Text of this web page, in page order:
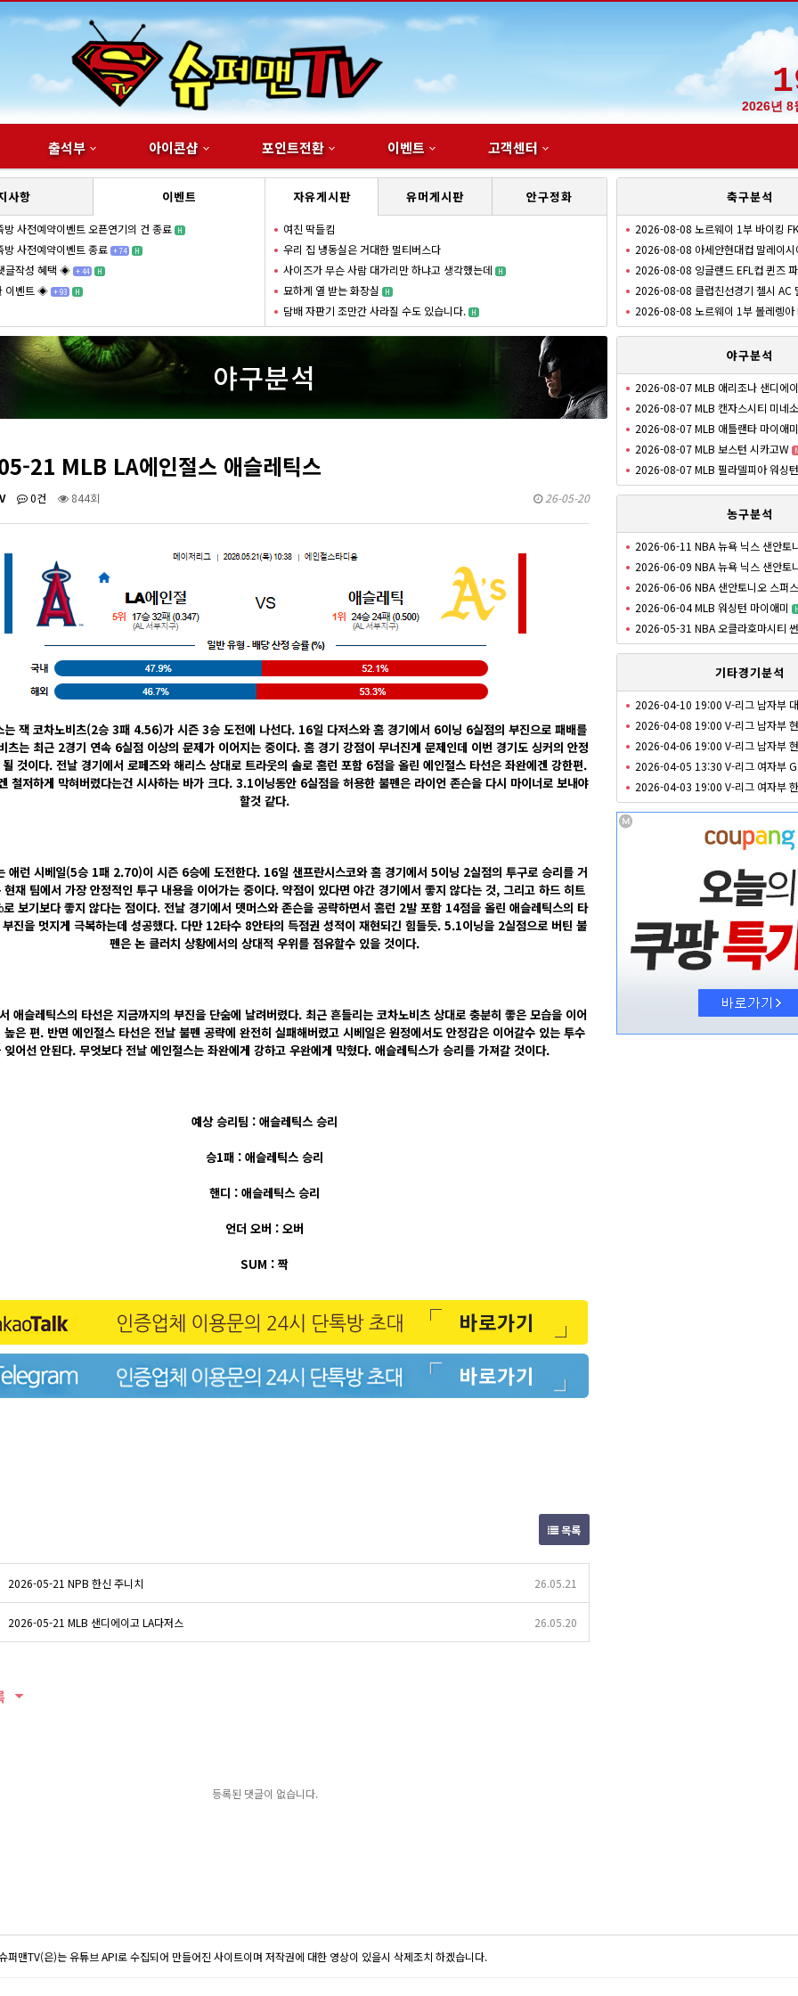
2026년 8
출석부 아이콘샵 포인트전환 이벤트 고객센터
사항 이벤트
방 사전예약이벤트 오픈연기의 건 종료 H
방 사전예약이벤트 종료 +74 H
글작성 혜택 ◈ +44 H
이벤트 ◈ +93 H
자유게시판 유머게시판 안구정화
여친 딱들킴
우리 집 냉동실은 거대한 멀티버스다
사이즈가 무슨 사람 대가리만 하냐고 생각했는데
H
묘하게 열 받는 화장실 H
담배 자판기 조만간 사라질 수도 있습니다. H
야구분석
21 MLB LA에인절스 애슬레틱스
0건 844회 26-05-20
잭 코차노비츠(2승 3패 4.56)가 시즌 3승 도전에 나선다. 16일 다저스와 홈 경기에서 6이닝 6실점의 부진으로 패배를
츠는 최근 2경기 연속 6실점 이상의 문제가 이어지는 중이다. 홈 경기 강점이 무너진게 문제인데 이번 경기도 싱커의 안정
것이다. 전날 경기에서 로페즈와 해리스 상대로 트라웃의 솔로 홈런 포함 6점을 올린 에인절스 타선은 좌완에겐 강한편.
철저하게 막혀버렸다는건 시사하는 바가 크다. 3.1이닝동안 6실점을 허용한 불펜은 라이언 존슨을 다시 마이너로 보내야
할것 같다.
애런 시베일(5승 1패 2.70)이 시즌 6승에 도전한다. 16일 샌프란시스코와 홈 경기에서 5이닝 2실점의 투구로 승리를 거
현재 팀에서 가장 안정적인 투구 내용을 이어가는 중이다. 약점이 있다면 야간 경기에서 좋지 않다는 것, 그리고 하드 히트
보기보다 좋지 않다는 점이다. 전날 경기에서 뎃머스와 존슨을 공략하면서 홈런 2발 포함 14점을 올린 애슬레틱스의 타
진을 멋지게 극복하는데 성공했다. 다만 12타수 8안타의 득점권 성적이 재현되긴 힘들듯. 5.1이닝을 2실점으로 버틴 불
펜은 논 클러치 상황에서의 상대적 우위를 점유할수 있을 것이다.
애슬레틱스의 타선은 지금까지의 부진을 단숨에 날려버렸다. 최근 흔들리는 코차노비츠 상대로 충분히 좋은 모습을 이어
높은 편. 반면 에인절스 타선은 전날 불펜 공략에 완전히 실패해버렸고 시베일은 원정에서도 안정감은 이어갈수 있는 투수
잊어선 안된다. 무엇보다 전날 에인절스는 좌완에게 강하고 우완에게 막혔다. 애슬레틱스가 승리를 가져갈 것이다.
예상 승리팀 : 애슬레틱스 승리
승1패 : 애슬레틱스 승리
핸디 : 애슬레틱스 승리
언더 오버 : 오버
SUM : 짝
바로가기
바로가기
목록
2026-05-21 NPB 한신 주니치 26.05.21
2026-05-21 MLB 샌디에이고 LA다저스 26.05.20
등록된 댓글이 없습니다.
축구분석
2026-08-08 노르웨이 1부 바이킹
2026-08-08 아세안현대컵 말레이시
2026-08-08 잉글랜드 EFL컵 퀸즈
2026-08-08 클럽친선경기 첼시 AC
2026-08-08 노르웨이 1부 볼레렝
야구분석
2026-08-07 MLB 애리조나 샌디에
2026-08-07 MLB 캔자스시티 미네
2026-08-07 MLB 애틀랜타 마이애미
2026-08-07 MLB 보스턴 시카고W
2026-08-07 MLB 필라델피아 워싱턴
농구분석
2026-06-11 NBA 뉴욕 닉스 샌안토
2026-06-09 NBA 뉴욕 닉스 샌안토
2026-06-06 NBA 샌안토니오 스퍼
2026-06-04 MLB 워싱턴 마이애미
2026-05-31 NBA 오클라호마시티
기타경기분석
2026-04-10 19:00 V-리그 남자부
2026-04-08 19:00 V-리그 남자부
2026-04-06 19:00 V-리그 남자부
2026-04-05 13:30 V-리그 여자부
2026-04-03 19:00 V-리그 여자부
퍼맨TV(은)는 유튜브 API로 수집되어 만들어진 사이트이며 저작권에 대한 영상이 있을시 삭제조치 하겠습니다.